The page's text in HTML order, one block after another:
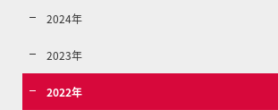
2024年
2023年
2022年